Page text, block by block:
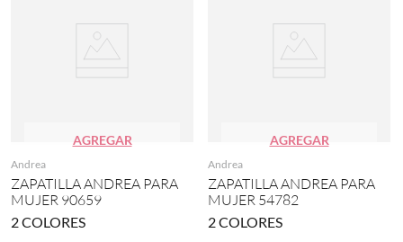
AGREGAR
Andrea
ZAPATILLA ANDREA PARA
MUJER 90659
2COLORES
AGREGAR
Andrea
ZAPATILLA ANDREA PARA
MUJER 54782
2COLORES